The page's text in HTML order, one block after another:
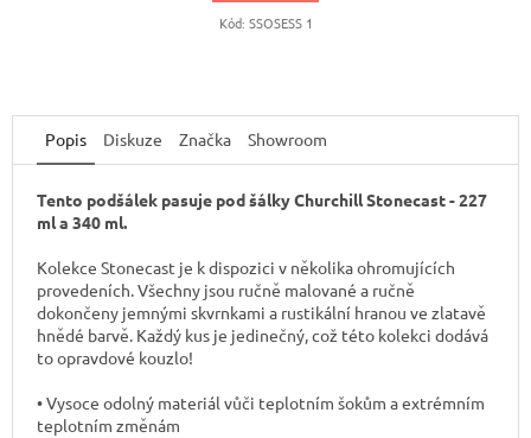
Kód: SSOSESS 1
Popis Diskuze Značka Showroom
Tento podšálek pasuje pod šálky Churchill Stonecast - 227
ml a 340 ml.
Kolekce Stonecast je k dispozici v několika ohromujících
provedeních. Všechny jsou ručně malované a ručně
dokončeny jemnými skvrnkami a rustikální hranou ve zlatavě
hnědé barvě. Každý kus je jedinečný, což této kolekci dodává
to opravdové kouzlo!
• Vysoce odolný materiál vůči teplotním šokům a extrémním
teplotním změnám